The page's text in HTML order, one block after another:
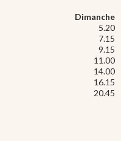
Dimanche
5.20
7.15
9.15
11.00
14.00
16.15
20.45